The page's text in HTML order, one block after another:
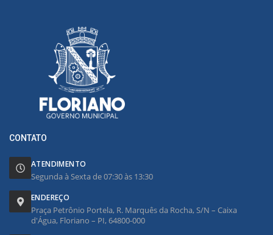
CONTATO
ATENDIMENTO
Segunda à Sexta de 07:30 às 13:30
ENDEREÇO
Praça Petrônio Portela, R. Marquês da Rocha, S/N – Caixa
d'Água, Floriano – PI, 64800-000